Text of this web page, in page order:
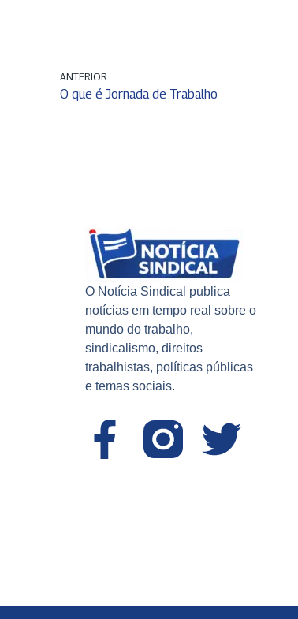
ANTERIOR
O que é Jornada de Trabalho
O Notícia Sindical publica
notícias em tempo real sobre o
mundo do trabalho,
sindicalismo, direitos
trabalhistas, políticas públicas
e temas sociais.